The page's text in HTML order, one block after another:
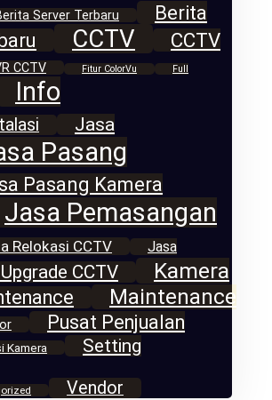
Server Terbaru
Berita
CCTV
CCTV
CCTV Fitur ColorVu Full
Info
Jasa
Pasang
Pasang Kamera
Jasa Pemasangan
Relokasi CCTV
Jasa
CCTV
Kamera
Maintenance
Pusat Penjualan
Kamera
Setting
Vendor